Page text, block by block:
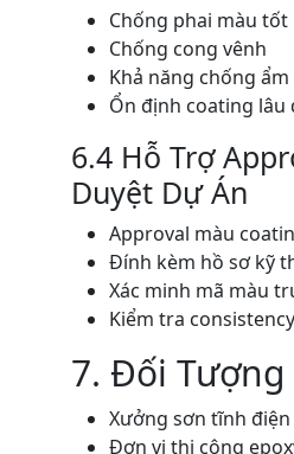
Chống phai màu tốt
Chống cong vênh
Khả năng chống ẩm
Ổn định coating lâu
6.4 Hỗ Trợ
Duyệt Dự Án
Approval màu
Đính kèm hồ sơ kỹ
Xác minh mã màu
Kiểm tra
7. Đối Tượng
Xưởng sơn tĩnh điện
Đơn vị thi công